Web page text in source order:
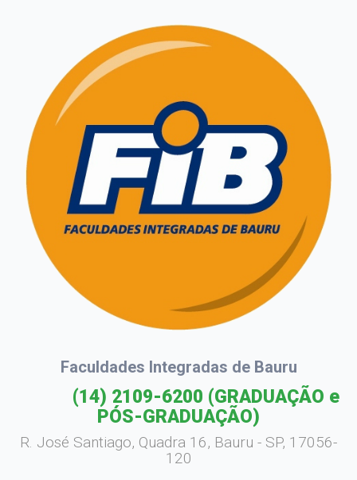
Faculdades Integradas de Bauru
(14) 2109-6200 (GRADUAÇÃO e
PÓS-GRADUAÇÃO)
R. José Santiago, Quadra 16, Bauru - SP, 17056-
120